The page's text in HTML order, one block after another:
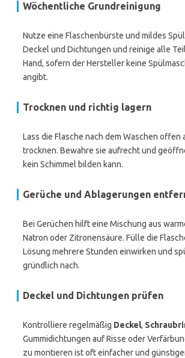
Wöchentliche Grundreinigung
Nutze eine Flaschenbürste und mildes
Deckel und Dichtungen und reinige alle
Hand, sofern der Hersteller keine
angibt.
Trocknen und richtig lagern
Lass die Flasche nach dem Waschen offen
trocknen. Bewahre sie aufrecht und
kein Schimmel bilden kann.
Gerüche und Ablagerungen
Bei Gerüchen hilft eine Mischung aus
Natron oder Zitronensäure. Fülle die
Lösung mehrere Stunden einwirken und
gründlich nach.
Deckel und Dichtungen prüfen
Kontrolliere regelmäßig Deckel,
Gummidichtungen auf Risse oder
zu montieren ist oft einfacher und